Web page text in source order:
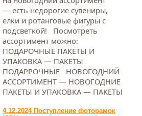
— есть недорогие сувениры,
елки и ротанговые фигуры с
подсветкой! Посмотреть
ассортимент можно:
ПОДАРОЧНЫЕ ПАКЕТЫ И
УПАКОВКА — ПАКЕТЫ
ПОДАРРОЧНЫЕ НОВОГОДНИЙ
АССОРТИМЕНТ — НОВОГОДНИЕ
ПАКЕТЫ И УПАКОВКА — ПАКЕТЫ
4.12.2024 Поступление фоторамок